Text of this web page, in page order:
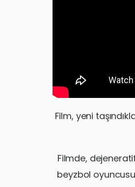
Film, yeni
Filmde,
beyzbol oyuncusu